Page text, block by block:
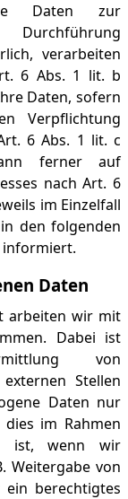
Daten zur
verarbeiten
6 Abs. 1 lit. b
Daten, sofern
Verpflichtung
6 Abs. 1 lit. c
ferner auf
nach Art. 6
im Einzelfall
den folgenden
informiert.
Daten
arbeiten wir mit
Dabei ist
von
Stellen
Daten nur
im Rahmen
ist, wenn wir
Weitergabe von
berechtigtes